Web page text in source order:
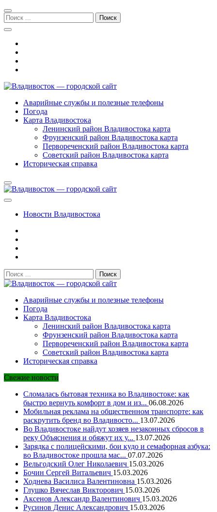
Перейти
к
навигации
Перейти
к
содержимому
Поиск:
Владивосток — городской сайт
Аварийные службы и полезные телефоны
Погода
Карта Владивостока
Ленинский район Владивостока карта
Фрунзенский район Владивостока карта
Первореченский район Владивостока карта
Советский район Владивостока карта
Историческая справка
Новости Владивостока
Поиск:
Владивосток — городской сайт
Аварийные службы и полезные телефоны
Погода
Карта Владивостока
Ленинский район Владивостока карта
Фрунзенский район Владивостока карта
Первореченский район Владивостока карта
Советский район Владивостока карта
Историческая справка
Свежие новости
Сломалась бытовая техника во Владивостоке: как
быстро вернуть комфорт в дом и из... 06.08.2026
Мобильная реклама на общественном транспорте: как
раскрутить бренд во Владивосто... 13.07.2026
Во Владивостоке найдут хозяев незаконных сбросов в
реку Объяснения и обяжут их у... 13.07.2026
Зарядка с полицейскими, бои кудо и семафорная азбука:
во Владивостоке прошла мас... 07.07.2026
Вельгодский Олег Николаевич 15.03.2026
Бочин Сергей Витальевич 15.03.2026
Ходнева Василиса Валентиновна 15.03.2026
Глушко Вячеслав Викторович 15.03.2026
Аксенов Александр Валентинович 15.03.2026
Русинов Денис Александрович 15.03.2026